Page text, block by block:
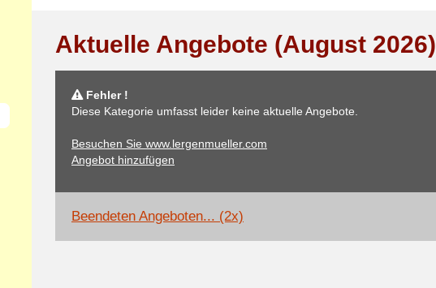
Aktuelle Angebote (August 2026)
Fehler !
Diese Kategorie umfasst leider keine aktuelle Angebote.
Besuchen Sie www.lergenmueller.com
Angebot hinzufügen
Beendeten Angeboten... (2x)